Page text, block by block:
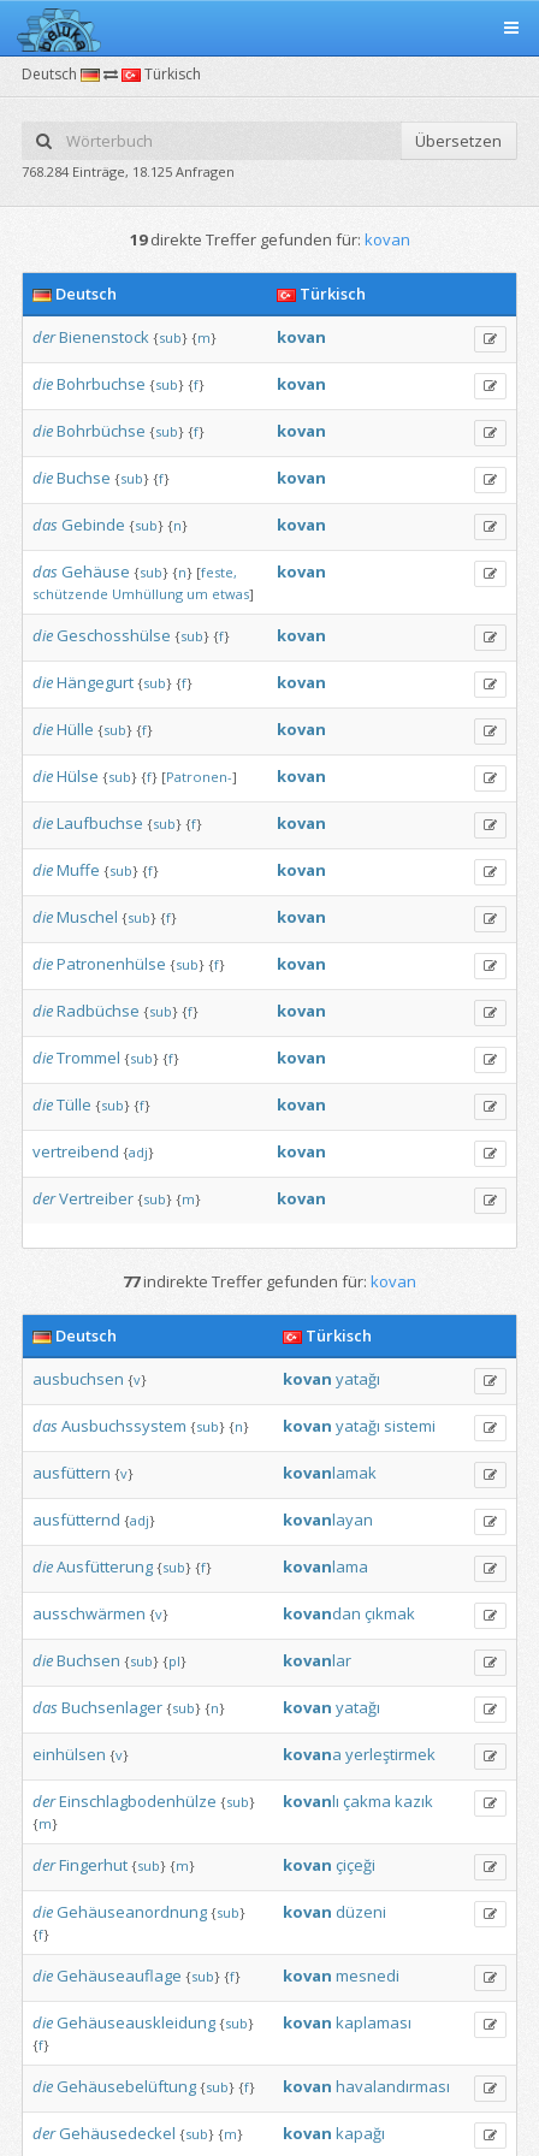
Deutsch Türkisch
Übersetzen
768.284 Einträge, 18.125 Anfragen
19direkte Treffer gefunden für: kovan
Deutsch
Türkisch
derBienenstock {sub} {m} kovan
dieBohrbuchse {sub} {f} kovan
dieBohrbüchse {sub} {f} kovan
dieBuchse {sub} {f} kovan
das Gebinde {sub} {n} kovan
das Gehäuse {sub} {n} [feste,
schützende Umhüllung um etwas]
kovan
die Geschosshülse {sub} {f} kovan
dieHängegurt {sub} {f} kovan
dieHülle {sub} {f} kovan
dieHülse {sub} {f} [Patronen-] kovan
dieLaufbuchse {sub} {f} kovan
dieMuffe {sub} {f} kovan
dieMuschel {sub} {f} kovan
diePatronenhülse {sub} {f} kovan
dieRadbüchse {sub} {f} kovan
dieTrommel {sub} {f} kovan
dieTülle {sub} {f} kovan
vertreibend {adj} kovan
derVertreiber {sub} {m} kovan
77indirekte Treffer gefunden für: kovan
Deutsch
Türkisch
ausbuchsen {v} kovan yatağı
dasAusbuchssystem {sub} {n} kovan yatağı sistemi
ausfüttern {v} kovanlamak
ausfütternd {adj} kovanlayan
dieAusfütterung {sub} {f} kovanlama
ausschwärmen {v} kovandan çıkmak
dieBuchsen {sub} {pl} kovanlar
dasBuchsenlager {sub} {n} kovan yatağı
einhülsen {v} kovana yerleştirmek
derEinschlagbodenhülze {sub}
{m}
kovanlı çakma kazık
derFingerhut {sub} {m} kovan çiçeği
die Gehäuseanordnung {sub}
{f}
kovan düzeni
die Gehäuseauflage {sub} {f} kovan mesnedi
die Gehäuseauskleidung {sub}
{f}
kovan kaplaması
die Gehäusebelüftung {sub} {f} kovan havalandırması
der Gehäusedeckel {sub} {m} kovan kapağı